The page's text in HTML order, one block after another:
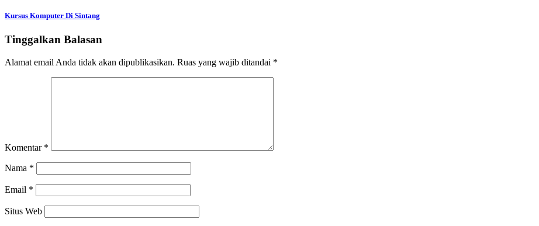
Kursus Komputer Di Sintang
Tinggalkan Balasan
Alamat email Anda tidak akan dipublikasikan. Ruas yang wajib ditandai *
Komentar *
Nama *
Email *
Situs Web